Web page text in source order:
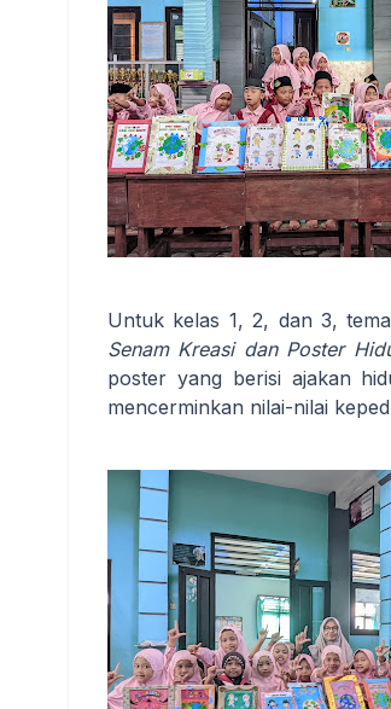
Untuk kelas 1, 2, dan 3,
Senam Kreasi dan Poster
poster yang berisi ajakan
mencerminkan nilai-nilai